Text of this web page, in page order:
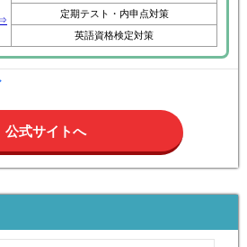
定期テスト・内申点対策
英語資格検定対策
公式サイトへ